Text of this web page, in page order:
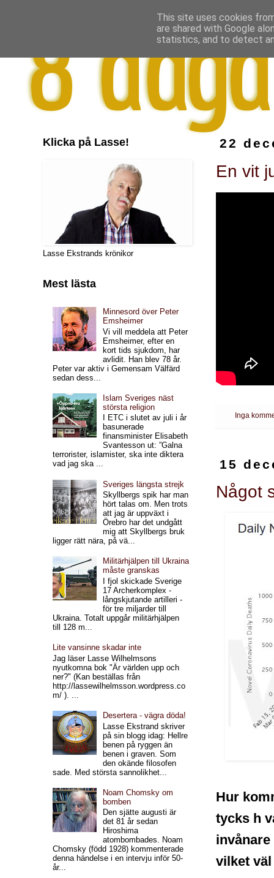
22
En vit
Inga
15
Något
Hur
tycks h
vilket
Klicka på Lasse!
Lasse Ekstrands krönikor
Mest lästa
Minnesord över Peter
Emsheimer
Vi vill meddela att Peter
Emsheimer, efter en
kort tids sjukdom, har
avlidit. Han blev 78 år.
Peter var aktiv i Gemensam Välfärd
sedan dess...
Islam Sveriges näst
största religion
I ETC i slutet av juli i år
basunerade
finansminister Elisabeth
Svantesson ut: ”Galna
terrorister, islamister, ska inte diktera
vad jag ska ...
Sveriges längsta strejk
Skyllbergs spik har man
hört talas om. Men trots
att jag är uppväxt i
Örebro har det undgått
mig att Skyllbergs bruk
ligger rätt nära, på vä...
Militärhjälpen till Ukraina
måste granskas
I fjol skickade Sverige
17 Archerkomplex -
långskjutande artilleri -
för tre miljarder till
Ukraina. Totalt uppgår militärhjälpen
till 128 m...
Lite vansinne skadar inte
Jag läser Lasse Wilhelmsons
nyutkomna bok "Är världen upp och
ner?" (Kan beställas från
http://lassewilhelmsson.wordpress.co
m/ ). ...
Desertera - vägra döda!
Lasse Ekstrand skriver
på sin blogg idag: Hellre
benen på ryggen än
benen i graven. Som
den okände filosofen
sade. Med största sannolikhet...
Noam Chomsky om
bomben
Den sjätte augusti är
det 81 år sedan
Hiroshima
atombombades. Noam
Chomsky (född 1928) kommenterade
denna händelse i en intervju inför 50-
år...
This site uses cookies
are shared with Google
statistics, and to detect